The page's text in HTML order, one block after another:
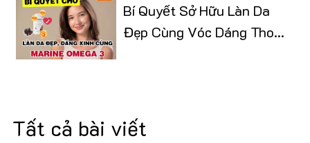
Bí Quyết Sở Hữu Làn Da
Đẹp Cùng Vóc Dáng Thon
Tất cả bài viết